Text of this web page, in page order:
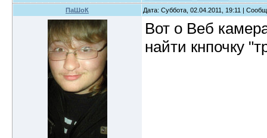
ПаШоК Дата: Суббота, 02.04.2011, 19:11 |
Вот о Веб
найти кнпочку